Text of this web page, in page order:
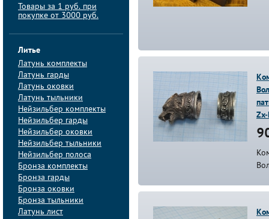
Товары за 1 руб. при
покупке от 3000 руб.
Литье
Латунь комплекты
Латунь гарды
Латунь оковки
Латунь тыльники
Нейзильбер комплекты
Нейзильбер гарды
Нейзильбер оковки
Нейзильбер тыльники
Нейзильбер полоса
Бронза комплекты
Бронза гарды
Бронза оковки
Бронза тыльники
Латунь лист